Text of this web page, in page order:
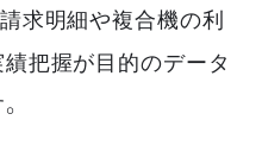
求明細や複合機の利
把握が目的のデータ